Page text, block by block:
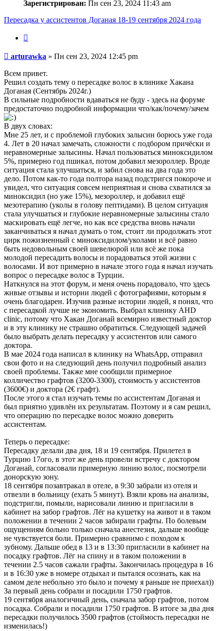
Зарегистрирован: Пн сен 23, 2024 11:43 am
Пересадка у ассистентов Доганая 18-19 сентября 2024 года
Сообщение
arturawka » Пн сен 23, 2024 12:45 pm
Всем привет.
Решил создать тему о пересадке волос в клинике Хакана
Доганая (Сентябрь 2024г.)
В сильные подробности вдаваться не буду - здесь на форуме
предостаточно подробной информации что/как/почему/зачем
В двух словах:
Мне 25 лет, и с проблемой глубоких залысин борюсь уже года
4. Лет в 20 начал замечать, сложности с подбором причёски и
неравномерные залысины. Начал пользоваться миноксидилом
5%, примерно год пшикал, потом добавил мезороллер. Вроде
ситуация стала улучшаться, и забил снова на два года это
дело. Потом как-то года полтора назад подстригся покороче и
увидел, что ситуация совсем неприятная и снова схватился за
миноксидил (но уже 15%), мезороллер, и добавил ещё
мезотерапию (уколы в голову пептидами). В целом ситуация
стала улучшаться и глубокие неравномерные залысины стало
маскировать ещё легче, но как все средства вновь начали
заканчиваться я начал думать о том, стоит ли продолжать этот
цирк пожизненный с миноксидилом/уколами и всё равно
быть недовольным своей шевелюрой или всё же пока
молодой пересадить волосы и порадоваться этой жизни с
волосами. И вот примерно в начале этого года я начал изучать
вопрос о пересадке волос в Турции.
Наткнулся на этот форум, и меня очень порадовало, что здесь
живые отзывы и истории людей с фотографиями, которым я
очень благодарен. Изучив разные истории людей, я понял, что
с пересадкой лучше не экономить. Выбрал клинику AHD
clinic, потому что Хакан Доганай всемирно известный доктор
и в эту клинику не страшно обратиться. Следующей задачей
было выбрать делать пересадку у ассистентов или самого
доктора.
В мае 2024 года написал в клинику на WhatsApp, отправил
свои фото и на следующий день получил подробный анализ
своей проблемы. Также мне сообщили примерное
колличество графтов (3200-3300), стоимость у ассистентов
(3600€) и доктора (2€ графт).
После этого я стал изучать темы по ассистентам Доганая и
был приятно удивлён их результатам. Поэтому и я сам решил,
что операцию по пересадке волос можно доверить
ассистентам.
Теперь о пересадке:
Пересадку делали два дня, 18 и 19 сентября. Прилетел в
Турцию 17ого, в этот же день провели встречу с доктором
Доганай, согласовали примерную линию волос, посмотрели
донорскую зону.
18 сентября позавтракал в отеле, в 9:30 забрали из отеля и
отвезли в больницу (ехать 5 минут). Взяли кровь на анализы,
подстригли, помыли, нарисовали линию и пригласили в
кабинет на забор графтов. Лёг на кушетку на живот и в таком
положении в течении 2 часов забирали графты. По болевым
ощущениям больно только сначала анестезия, дальше вообще
не чувствуется боли. Примерно сравнимо с походом к
зубному. Дальше обед в 13 и в 13:30 пригласили в кабинет на
посадку графтов. Лёг на спину и в таком положении в
течении 2.5 часов сажали графты. Закончилась процедура в 16
и в 16:30 уже в номере отдыхал и пытался осознать, как на
самом деле небольно это было и почему я раньше не приехал))
За первый день собрали и посадили 1750 графтов.
19 сентября аналогичный день, сначала забор графтов, потом
посадка. Собрали и посадили 1750 графтов. В итоге за два дня
пересадки получилось 3500 графтов (стоймость пересадки не
изменилась!)